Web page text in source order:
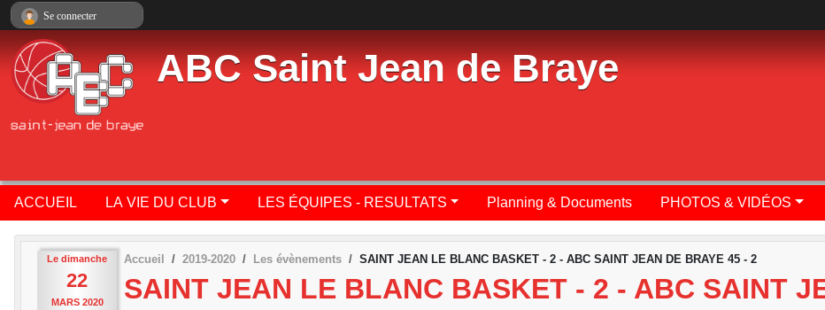
ABC Saint Jean de Braye
ACCUEIL LA VIE DU CLUB LES ÉQUIPES - RESULTATS Planning & Documents PHOTOS & VIDÉOS
Le dimanche
22
MARS 2020
Accueil 2019-2020 Les évènements SAINT JEAN LE BLANC BASKET - 2 - ABC SAINT JEAN DE BRAYE 45 - 2
SAINT JEAN LE BLANC BASKET - 2 - ABC SAINT
Se connecter
Panneau de gestion des cookies